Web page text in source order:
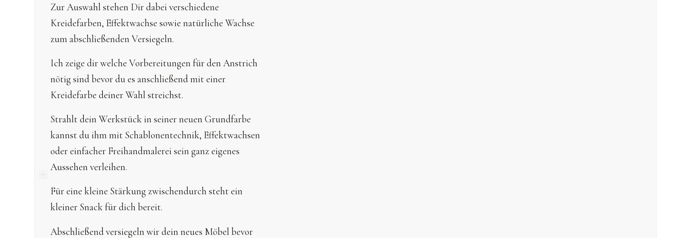
Zur Auswahl stehen Dir dabei verschiedene
Kreidefarben, Effektwachse sowie natürliche Wachse
zum abschließenden Versiegeln.
Ich zeige dir welche Vorbereitungen für den Anstrich
nötig sind bevor du es anschließend mit einer
Kreidefarbe deiner Wahl streichst.
Strahlt dein Werkstück in seiner neuen Grundfarbe
kannst du ihm mit Schablonentechnik, Effektwachsen
oder einfacher Freihandmalerei sein ganz eigenes
Aussehen verleihen.
Für eine kleine Stärkung zwischendurch steht ein
kleiner Snack für dich bereit.
Abschließend versiegeln wir dein neues Möbel bevor